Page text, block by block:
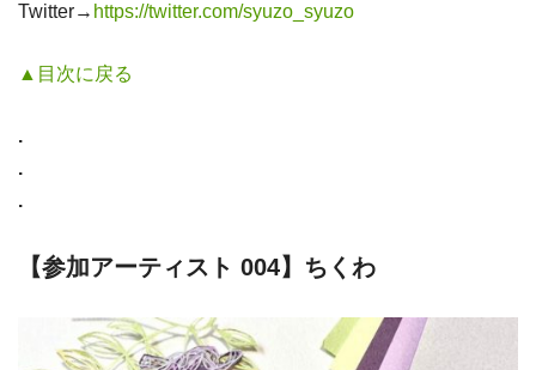
Twitter→ https://twitter.com/syuzo_syuzo
▲目次に戻る
.
.
.
【参加アーティスト 004】ちくわ